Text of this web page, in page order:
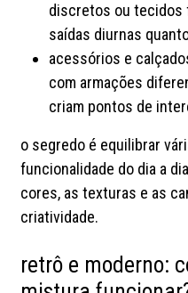
discretos ou tecidos
saídas diurnas
acessórios e
com armações
criam pontos de
o segredo é equilibrar
funcionalidade do dia a
cores, as texturas e as
criatividade.
retrô e moderno: